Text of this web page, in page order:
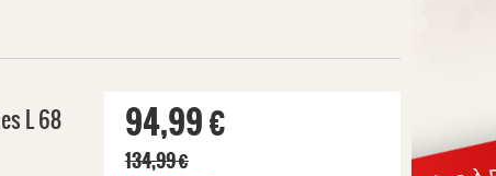
L 68 94,99 €
134,99 €